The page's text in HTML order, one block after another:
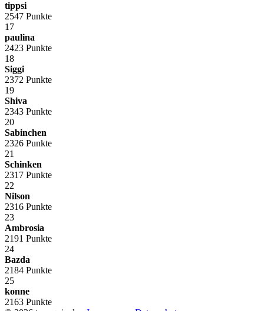
tippsi
2547 Punkte
17
paulina
2423 Punkte
18
Siggi
2372 Punkte
19
Shiva
2343 Punkte
20
Sabinchen
2326 Punkte
21
Schinken
2317 Punkte
22
Nilson
2316 Punkte
23
Ambrosia
2191 Punkte
24
Bazda
2184 Punkte
25
konne
2163 Punkte